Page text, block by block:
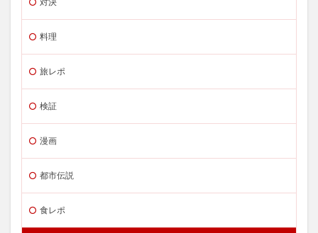
料理
旅レポ
検証
漫画
都市伝説
食レポ